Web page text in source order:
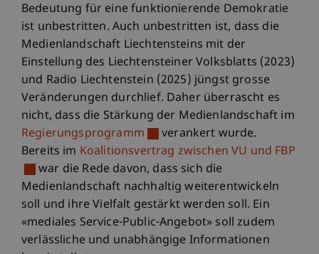
Bedeutung für eine funktionierende Demokratie
ist unbestritten. Auch unbestritten ist, dass die
Medienlandschaft Liechtensteins mit der
Einstellung des Liechtensteiner Volksblatts (2023)
und Radio Liechtenstein (2025) jüngst grosse
Veränderungen durchlief. Daher überrascht es
nicht, dass die Stärkung der Medienlandschaft im
Regierungsprogramm
verankert wurde.
Bereits im Koalitionsvertrag zwischen VU und FBP
war die Rede davon, dass sich die
Medienlandschaft nachhaltig weiterentwickeln
soll und ihre Vielfalt gestärkt werden soll. Ein
«mediales Service-Public-Angebot» soll zudem
verlässliche und unabhängige Informationen